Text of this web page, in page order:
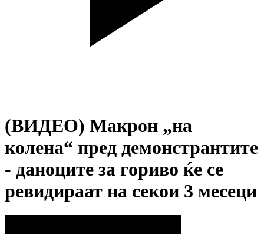
(ВИДЕО) Макрон „на
колена“ пред демонстрантите
- даноците за гориво ќе се
ревидираат на секои 3 месеци